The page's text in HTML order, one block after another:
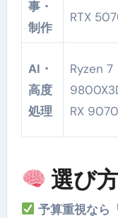
事・
制作
RTX
AI・
高度
処理
Ryzen 7
RX
選び
予算重視なら